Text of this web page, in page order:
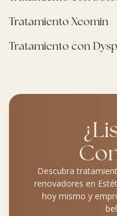
Tratamiento Xeomin
Tratamiento con
Descubra
renovadores en
hoy mismo y